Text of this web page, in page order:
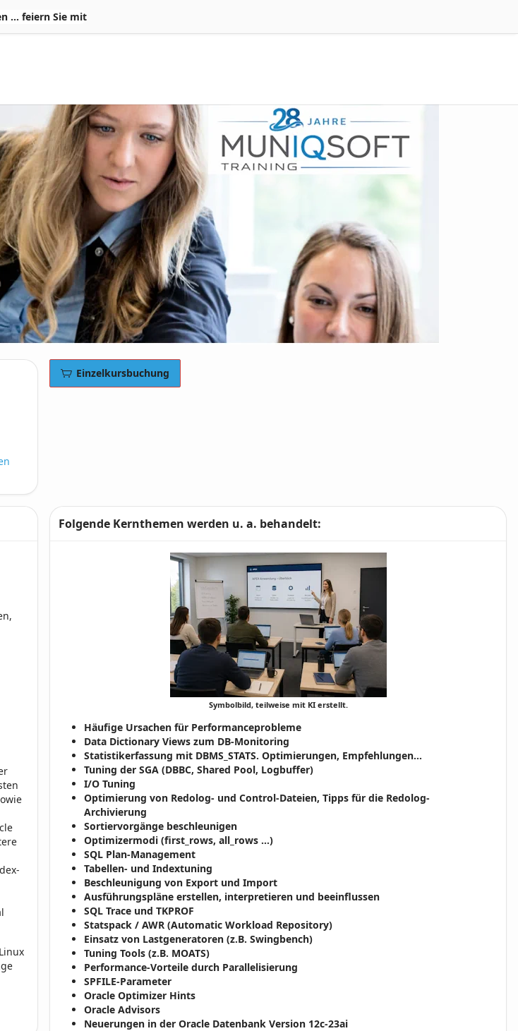
... feiern Sie mit
Einzelkursbuchung
Folgende Kernthemen werden u. a. behandelt:
Symbolbild, teilweise mit KI erstellt.
Häufige Ursachen für Performanceprobleme
Data Dictionary Views zum DB-Monitoring
Statistikerfassung mit DBMS_STATS. Optimierungen, Empfehlungen…
Tuning der SGA (DBBC, Shared Pool, Logbuffer)
I/O Tuning
Optimierung von Redolog- und Control-Dateien, Tipps für die Redolog-
Archivierung
Sortiervorgänge beschleunigen
Optimizermodi (first_rows, all_rows ...)
SQL Plan-Management
Tabellen- und Indextuning
Beschleunigung von Export und Import
Ausführungspläne erstellen, interpretieren und beeinflussen
SQL Trace und TKPROF
Statspack / AWR (Automatic Workload Repository)
Einsatz von Lastgeneratoren (z.B. Swingbench)
Tuning Tools (z.B. MOATS)
Performance-Vorteile durch Parallelisierung
SPFILE-Parameter
Oracle Optimizer Hints
Oracle Advisors
Neuerungen in der Oracle Datenbank Version 12c-23ai